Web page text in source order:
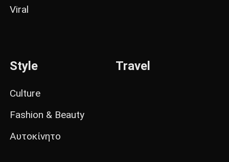
Viral
Style
Culture
Fashion & Beauty
Αυτοκίνητο
Travel